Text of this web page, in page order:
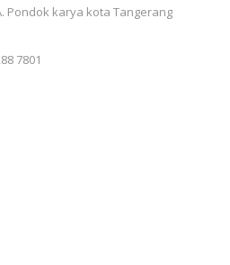
Pondok karya kota Tangerang
7801